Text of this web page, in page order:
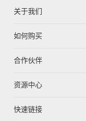
关于我们
如何购买
合作伙伴
资源中心
快速链接